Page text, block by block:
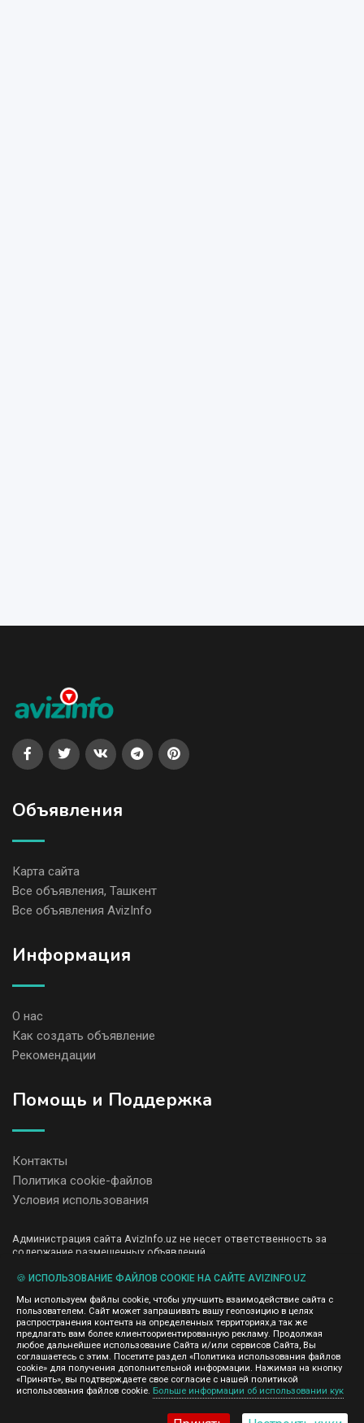
Объявления
Карта сайта
Все объявления, Ташкент
Все объявления AvizInfo
Информация
О нас
Как создать объявление
Рекомендации
Помощь и Поддержка
Контакты
Политика cookie-файлов
Условия использования
Администрация сайта AvizInfo.uz не несет ответственность за
содержание размещенных объявлений.
передаем и не продаем личную информацию зарегистрированных
правила конфиденциальности сайтов на которые ссылается
AvizInfo.uz. На некоторых страницах нашего сайта представлена
реклама Google Adsense Advertising Network. Чтобы узнать
подробней о правилах конфиденциальности Google нажмите тут
©2008-2026,AvizInfo.uz
🍪 ИСПОЛЬЗОВАНИЕ ФАЙЛОВ COOKIE НА САЙТЕ AVIZINFO.UZ
Мы используем файлы cookie, чтобы улучшить взаимодействие сайта с
пользователем. Сайт может запрашивать вашу геопозицию в целях
распространения контента на определенных территориях,а так же
предлагать вам более клиентоориентированную рекламу. Продолжая
любое дальнейшее использование Сайта и/или сервисов Сайта, Вы
соглашаетесь с этим. Посетите раздел «Политика использования файлов
cookie» для получения дополнительной информации. Нажимая на кнопку
«Принять», вы подтверждаете свое согласие с нашей политикой
использования файлов cookie. Больше информации об использовании кук